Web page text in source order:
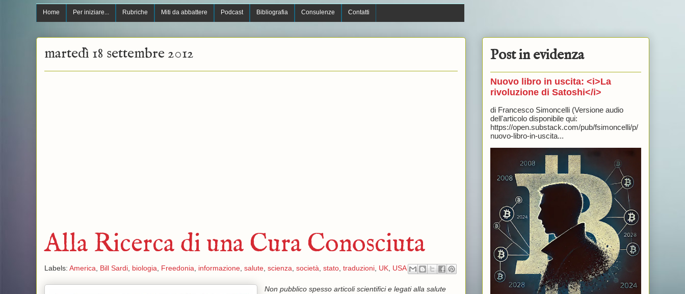
Home Per iniziare... Rubriche Miti da abbattere Podcast Bibliografia Consulenze Contatti
martedì 18 settembre 2012
Alla Ricerca di una Cura Conosciuta
Labels: America, Bill Sardi, biologia, Freedonia, informazione, salute, scienza, società, stato, traduzioni, UK, USA
Non pubblico spesso articoli scientifici e legati alla salute
Post in evidenza
Nuovo libro in uscita: <i>La
rivoluzione di Satoshi</i>
di Francesco Simoncelli (Versione audio
dell'articolo disponibile qui:
https://open.substack.com/pub/fsimoncelli/p/
nuovo-libro-in-uscita...